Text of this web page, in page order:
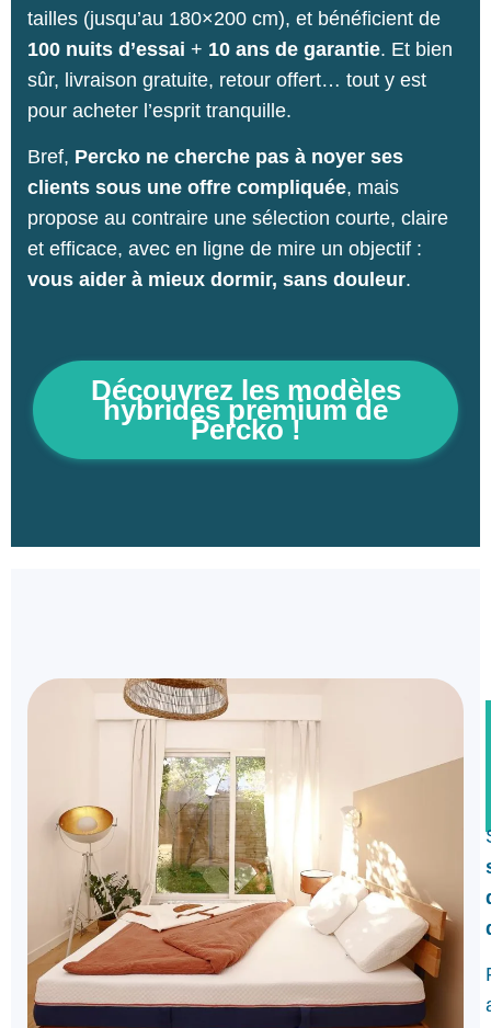
tailles (jusqu’au 180×200 cm), et bénéficient de
100 nuits d’essai + 10 ans de garantie. Et bien
sûr, livraison gratuite, retour offert… tout y est
pour acheter l’esprit tranquille.
Bref, Percko ne cherche pas à noyer ses
clients sous une offre compliquée, mais
propose au contraire une sélection courte, claire
et efficace, avec en ligne de mire un objectif :
vous aider à mieux dormir, sans douleur.
Découvrez les modèles
hybrides premium de
Percko !